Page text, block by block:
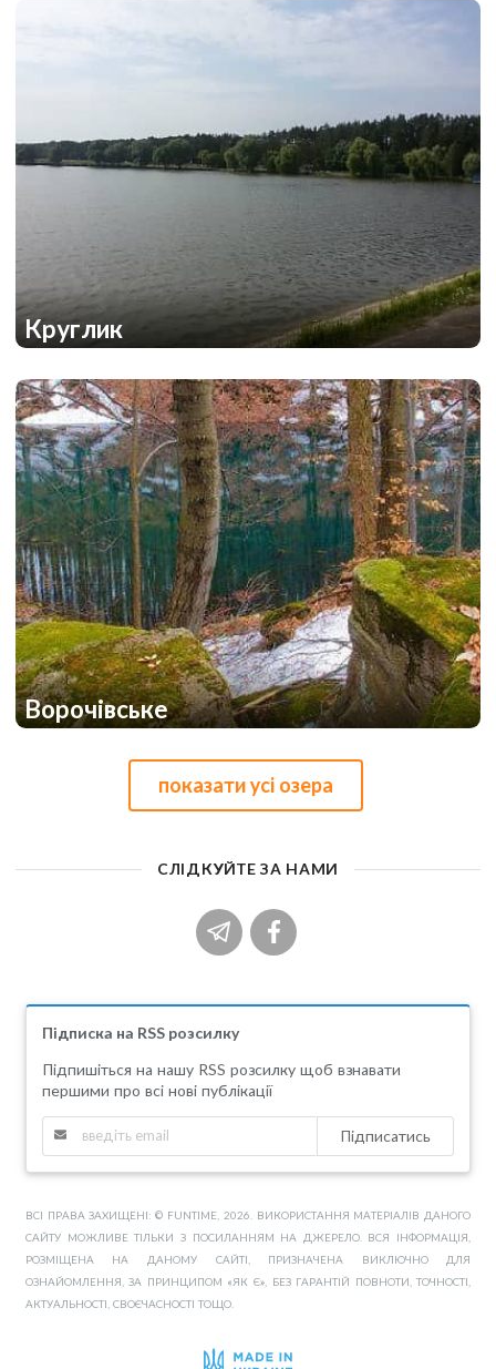
Круглик
1 1
Ворочівське
показати усі озера
СЛІДКУЙТЕ ЗА НАМИ
Підписка на RSS розсилку
Підпишіться на нашу RSS розсилку щоб взнавати
першими про всі нові публікації
Підписатись
ВСІ ПРАВА ЗАХИЩЕНІ: © FUNTIME, 2026. ВИКОРИСТАННЯ МАТЕРІАЛІВ ДАНОГО
САЙТУ МОЖЛИВЕ ТІЛЬКИ З ПОСИЛАННЯМ НА ДЖЕРЕЛО. ВСЯ ІНФОРМАЦІЯ,
РОЗМІЩЕНА НА ДАНОМУ САЙТІ, ПРИЗНАЧЕНА ВИКЛЮЧНО ДЛЯ
ОЗНАЙОМЛЕННЯ, ЗА ПРИНЦИПОМ «ЯК Є», БЕЗ ГАРАНТІЙ ПОВНОТИ, ТОЧНОСТІ,
АКТУАЛЬНОСТІ, СВОЄЧАСНОСТІ ТОЩО.